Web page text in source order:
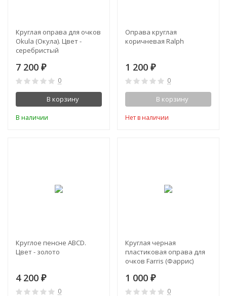
Круглая оправа для очков
Okula (Окула). Цвет -
серебристый
7 200 ₽
0
В корзину
В наличии
Оправа круглая
коричневая Ralph
1 200 ₽
0
В корзину
Нет в наличии
Круглое пенсне ABCD.
Цвет - золото
4 200 ₽
0
Круглая черная
пластиковая оправа для
очков Farris (Фаррис)
1 000 ₽
0